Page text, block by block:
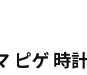
ピゲ